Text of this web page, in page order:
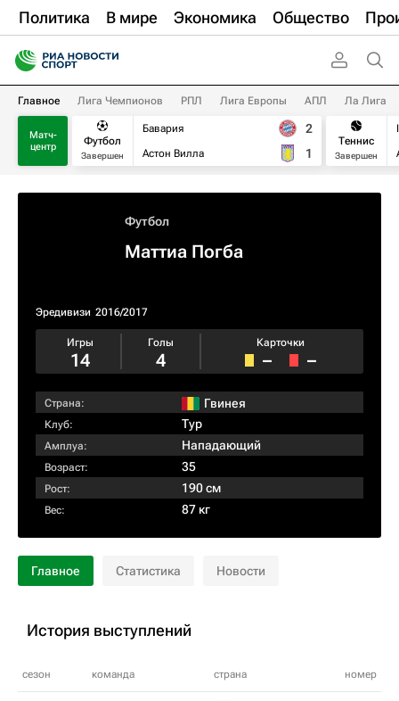
Политика В мире Экономика Общество
Главное Лига Чемпионов РПЛ Лига Европы АПЛ Ла Лига
Матч-
центр
Футбол
Завершен
Бавария
Астон Вилла
2
1
Теннис
Завершен
Футбол
Маттиа Погба
Эредивизи 2016/2017
Игры
14
Голы
4
Карточки
– –
Страна: Гвинея
Клуб: Тур
Амплуа: Нападающий
Возраст: 35
Рост: 190 см
Вес: 87 кг
Главное Статистика Новости
История выступлений
сезон команда страна номер